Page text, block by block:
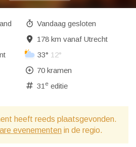
Vandaag gesloten
178 km vanaf Utrecht
33° 12°
70 kramen
31 eeditie
heeft reeds plaatsgevonden.
evenementen in de regio.